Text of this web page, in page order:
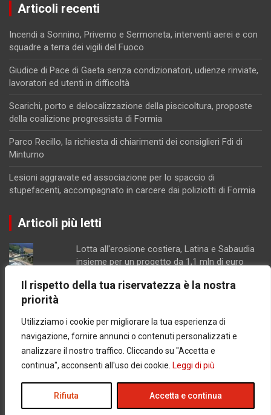
Il rispetto della tua riservatezza è la nostra
priorità
Utilizziamo i cookie per migliorare la tua esperienza di
navigazione, fornire annunci o contenuti personalizzati e
analizzare il nostro traffico. Cliccando su "Accetta e
continua", acconsenti all'uso dei cookie. Leggi di più
Rifiuta Accetta e continua
Articoli recenti
Incendi a Sonnino, Priverno e Sermoneta, interventi aerei e con
squadre a terra dei vigili del Fuoco
Giudice di Pace di Gaeta senza condizionatori, udienze rinviate,
lavoratori ed utenti in difficoltà
Scarichi, porto e delocalizzazione della piscicoltura, proposte
della coalizione progressista di Formia
Parco Recillo, la richiesta di chiarimenti dei consiglieri Fdi di
Minturno
Lesioni aggravate ed associazione per lo spaccio di
stupefacenti, accompagnato in carcere dai poliziotti di Formia
Articoli più letti
Lotta all'erosione costiera, Latina e Sabaudia
insieme per un progetto da 1,1 mln di euro
Parco Recillo, la richiesta di chiarimenti dei
consiglieri Fdi di Minturno
Lazio: Arpa esclude contaminazioni batteriche
Latina / Piano del fabbisogno del personale,
ok dalla Giunta: in arrivo 30 nuove assunzioni e
17 progressioni verticali
Formia, "manca il personale"